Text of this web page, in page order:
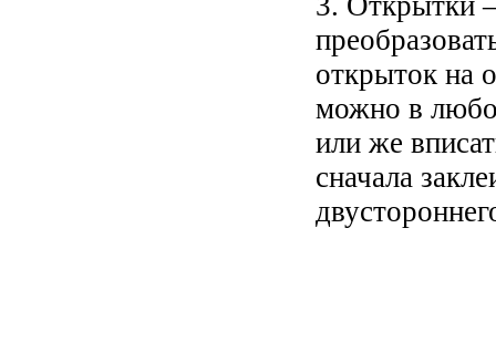
открыток на
можно в
или же
сначала